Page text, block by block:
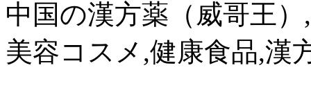
中国の漢方薬（威哥王
美容コスメ,健康食品,漢